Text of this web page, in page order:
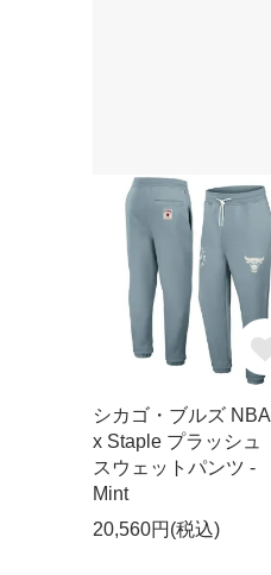
シカゴ・ブルズ NBA
x Staple プラッシュ
スウェットパンツ -
Mint
20,560円(税込)